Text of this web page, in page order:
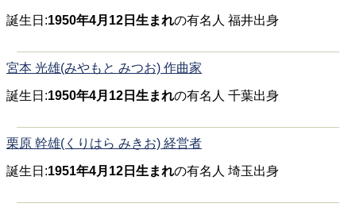
誕生日:1950年4月12日生まれの有名人 福井出身
宮本 光雄(みやもと みつお) 作曲家
誕生日:1950年4月12日生まれの有名人 千葉出身
栗原 幹雄(くりはら みきお) 経営者
誕生日:1951年4月12日生まれの有名人 埼玉出身